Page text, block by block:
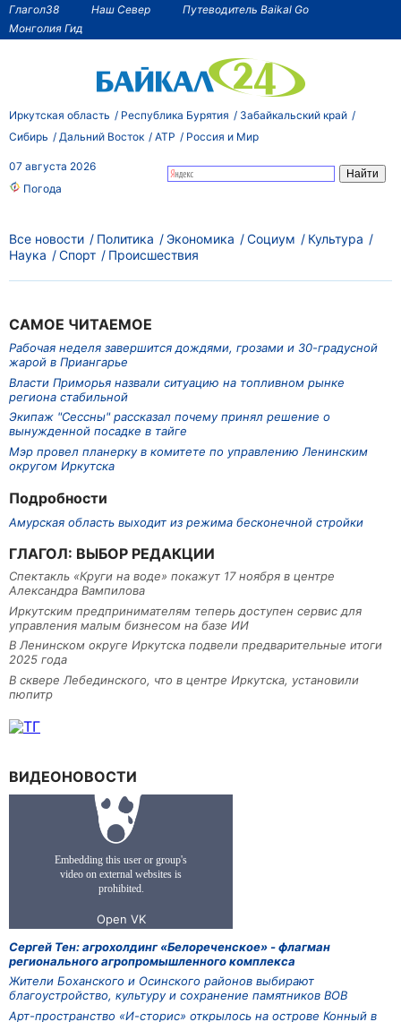
Глагол38 Наш Север
Путеводитель Baikal Go
Монголия Гид
Иркутская область Республика Бурятия
Забайкальский край
Сибирь
Дальний Восток АТР Россия и Мир
07 августа 2026
Погода
САМОЕ ЧИТАЕМОЕ
Рабочая неделя завершится дождями, грозами и 30-градусной
жарой в Приангарье
Власти Приморья назвали ситуацию на топливном рынке
региона стабильной
Экипаж "Сессны" рассказал почему принял решение о
вынужденной посадке в тайге
Мэр провел планерку в комитете по управлению Ленинским
округом Иркутска
Подробности
Амурская область выходит из режима бесконечной стройки
ГЛАГОЛ: ВЫБОР РЕДАКЦИИ
Спектакль «Круги на воде» покажут 17 ноября в центре
Александра Вампилова
Иркутским предпринимателям теперь доступен сервис для
управления малым бизнесом на базе ИИ
В Ленинском округе Иркутска подвели предварительные итоги
2025 года
В сквере Лебединского, что в центре Иркутска, установили
пюпитр
Все новости Политика Экономика Социум
Культура
Наука
Спорт Происшествия
ВИДЕОНОВОСТИ
Сергей Тен: агрохолдинг «Белореченское» - флагман
регионального агропромышленного комплекса
Жители Боханского и Осинского районов выбирают
благоустройство, культуру и сохранение памятников ВОВ
Арт-пространство «И-сторис» открылось на острове Конный в